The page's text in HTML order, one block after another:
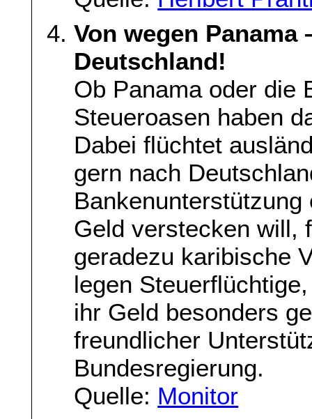
Von wegen
Deutschland!
Ob Panama oder die
Steueroasen haben
Dabei flüchtet
gern nach
Geld verstecken will,
geradezu karibische
legen
ihr Geld besonders
freundlicher
Bundesregierung.
Quelle: Monitor